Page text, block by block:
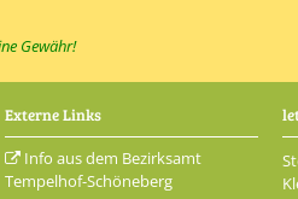
Gewähr!
Externe Links
Info aus dem Bezirksamt
Tempelhof-Schöneberg